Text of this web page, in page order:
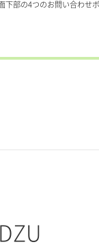
下部の4つのお問い合わせ